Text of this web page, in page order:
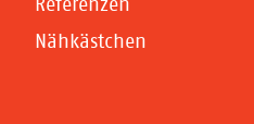
Nähkästchen